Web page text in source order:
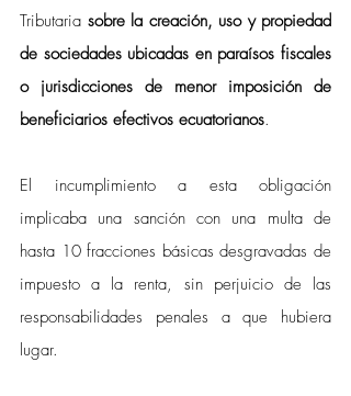
Tributaria sobre la creación, uso y propiedad
de sociedades ubicadas en paraísos fiscales
o jurisdicciones de menor imposición de
beneficiarios efectivos ecuatorianos.
El incumplimiento a esta obligación
implicaba una sanción con una multa de
hasta 10 fracciones básicas desgravadas de
impuesto a la renta, sin perjuicio de las
responsabilidades penales a que hubiera
lugar.